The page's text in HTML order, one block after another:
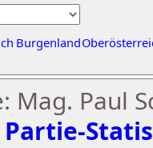
Burgenland
Mag. Paul